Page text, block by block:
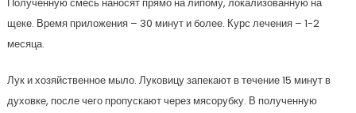
щеке. Время приложения – 30 минут и более. Курс лечения – 1-2
месяца.
Лук и хозяйственное мыло. Луковицу запекают в течение 15 минут в
духовке, после чего пропускают через мясорубку. В полученную